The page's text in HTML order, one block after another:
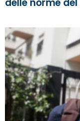
delle norme